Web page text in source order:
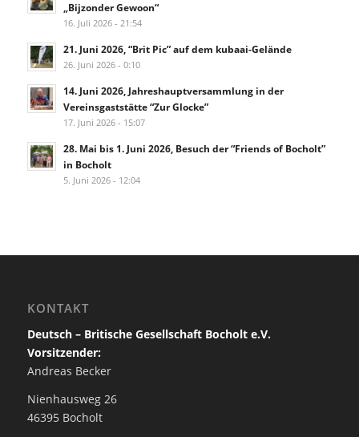
„Bijzonder Gewoon“
16. Juli 2026 - 21:54
21. Juni 2026, “Brit Pic” auf dem kubaai-Gelände
26. Juni 2026 - 0:10
14. Juni 2026, Jahreshauptversammlung in der
Vereinsgaststätte “Zur Glocke”
17. Juni 2026 - 15:07
28. Mai bis 1. Juni 2026, Besuch der “Friends of Bocholt”
in Bocholt
5. Juni 2026 - 12:04
KONTAKT
Deutsch – Britische Gesellschaft Bocholt e.V.
Vorsitzender:
Andreas Becker
Nienhausweg 26
46395 Bocholt